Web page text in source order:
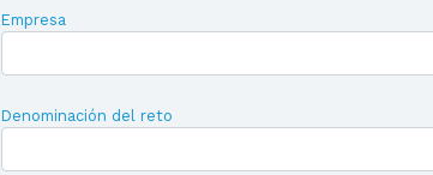
Empresa
Denominación del reto